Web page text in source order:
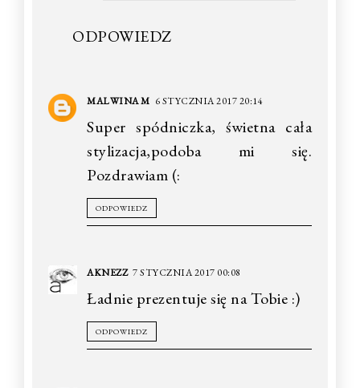
ODPOWIEDZ
MALWINA M 6 STYCZNIA 2017 20:14
Super spódniczka, świetna cała
stylizacja,podoba mi się.
Pozdrawiam (:
ODPOWIEDZ
AKNEZZ 7 STYCZNIA 2017 00:08
Ładnie prezentuje się na Tobie :)
ODPOWIEDZ